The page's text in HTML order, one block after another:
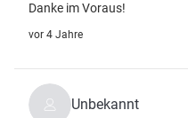
Danke im Voraus!
vor 4 Jahre
Unbekannt